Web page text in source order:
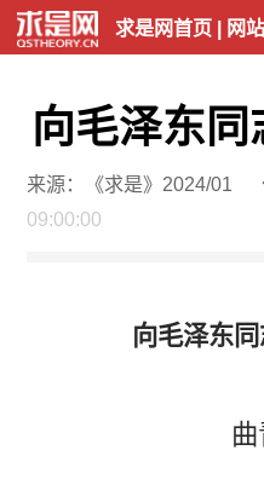
求是网首页| 网
向毛泽东
来源：《求是》2024/01
09:00:00
向毛泽东